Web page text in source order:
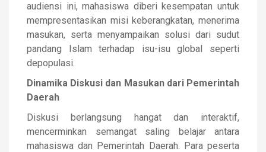
audiensi ini, mahasiswa diberi kesempatan untuk
mempresentasikan misi keberangkatan, menerima
masukan, serta menyampaikan solusi dari sudut
pandang Islam terhadap isu-isu global seperti
depopulasi.
Dinamika Diskusi dan Masukan dari Pemerintah
Daerah
Diskusi berlangsung hangat dan interaktif,
mencerminkan semangat saling belajar antara
mahasiswa dan Pemerintah Daerah. Para peserta